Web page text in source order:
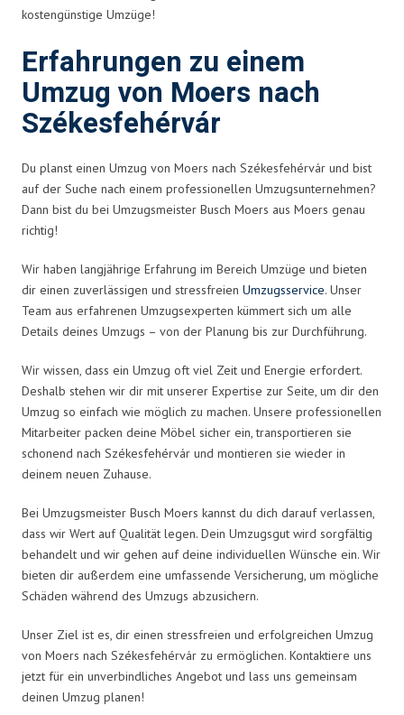
kostengünstige Umzüge!
Erfahrungen zu einem
Umzug von Moers nach
Székesfehérvár
Du planst einen Umzug von Moers nach Székesfehérvár und bist
auf der Suche nach einem professionellen Umzugsunternehmen?
Dann bist du bei Umzugsmeister Busch Moers aus Moers genau
richtig!
Wir haben langjährige Erfahrung im Bereich Umzüge und bieten
dir einen zuverlässigen und stressfreien Umzugsservice. Unser
Team aus erfahrenen Umzugsexperten kümmert sich um alle
Details deines Umzugs – von der Planung bis zur Durchführung.
Wir wissen, dass ein Umzug oft viel Zeit und Energie erfordert.
Deshalb stehen wir dir mit unserer Expertise zur Seite, um dir den
Umzug so einfach wie möglich zu machen. Unsere professionellen
Mitarbeiter packen deine Möbel sicher ein, transportieren sie
schonend nach Székesfehérvár und montieren sie wieder in
deinem neuen Zuhause.
Bei Umzugsmeister Busch Moers kannst du dich darauf verlassen,
dass wir Wert auf Qualität legen. Dein Umzugsgut wird sorgfältig
behandelt und wir gehen auf deine individuellen Wünsche ein. Wir
bieten dir außerdem eine umfassende Versicherung, um mögliche
Schäden während des Umzugs abzusichern.
Unser Ziel ist es, dir einen stressfreien und erfolgreichen Umzug
von Moers nach Székesfehérvár zu ermöglichen. Kontaktiere uns
jetzt für ein unverbindliches Angebot und lass uns gemeinsam
deinen Umzug planen!